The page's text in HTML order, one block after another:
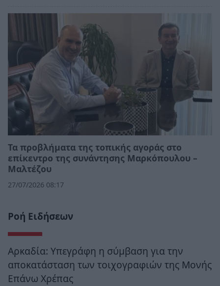
Τα προβλήματα της τοπικής αγοράς στο
επίκεντρο της συνάντησης Μαρκόπουλου –
Μαλτέζου
27/07/2026 08:17
Ροή Ειδήσεων
Αρκαδία: Υπεγράφη η σύμβαση για την
αποκατάσταση των τοιχογραφιών της Μονής
Επάνω Χρέπας